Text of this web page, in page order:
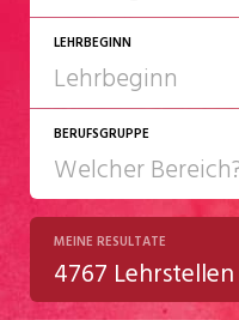
LEHRBEGINN
2027
2028
BERUFSGRUPPE
Chemie/Pharma
Gastgewerbe
MEINE RESULTATE
4767 Lehrstellen